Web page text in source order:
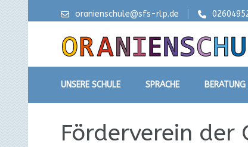
oranienschule@sfs-rlp.de
UNSERE SCHULE SPRACHE BERATUNG
Förderverein der